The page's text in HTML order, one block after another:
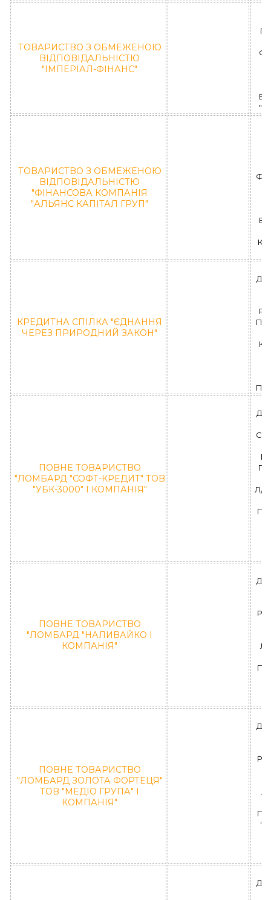
ТОВАРИСТВО З ОБМЕЖЕНОЮ
ВІДПОВІДАЛЬНІСТЮ
"ІМПЕРІАЛ-ФІНАНС"
ТОВАРИСТВО З ОБМЕЖЕНОЮ
ВІДПОВІДАЛЬНІСТЮ
"ФІНАНСОВА КОМПАНІЯ
"АЛЬЯНС КАПІТАЛ ГРУП"
ФК
КРЕДИТНА СПІЛКА "ЄДНАННЯ
ЧЕРЕЗ ПРИРОДНИЙ ЗАКОН"
КС
ПОВНЕ ТОВАРИСТВО
"ЛОМБАРД "СОФТ-КРЕДИТ" ТОВ
"УБК-3000" І КОМПАНІЯ"
ЛД
ПОВНЕ ТОВАРИСТВО
"ЛОМБАРД "НАЛИВАЙКО І
КОМПАНІЯ"
ПОВНЕ ТОВАРИСТВО
"ЛОМБАРД ЗОЛОТА ФОРТЕЦЯ"
ТОВ "МЕДІО ГРУПА" І
КОМПАНІЯ"